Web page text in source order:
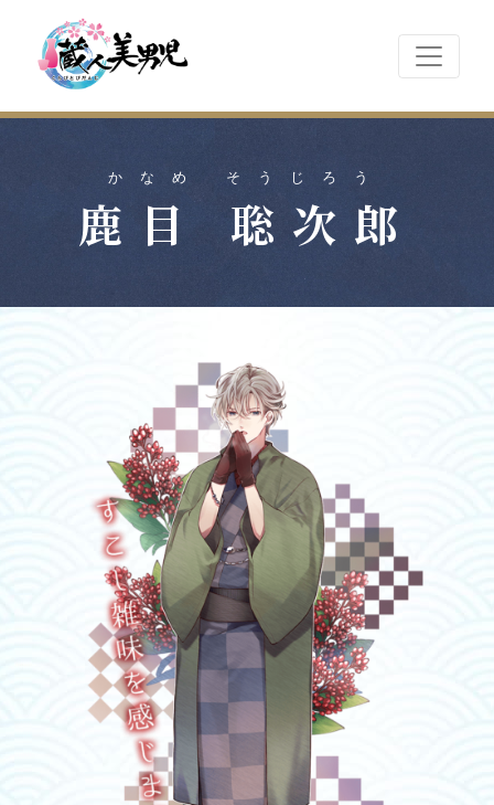
かなめ そうじろう
鹿目 聡次郎